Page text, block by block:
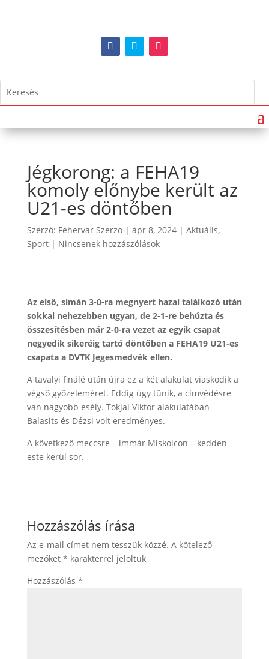
Jégkorong: a FEHA19
komoly előnybe került az
U21-es döntőben
Szerző: Fehervar Szerzo| ápr 8, 2024| Aktuális,
Sport| Nincsenek hozzászólások
Az első, simán 3-0-ra megnyert hazai találkozó után
sokkal nehezebben ugyan, de 2-1-re behúzta és
összesítésben már 2-0-ra vezet az egyik csapat
negyedik sikeréig tartó döntőben a FEHA19 U21-es
csapata a DVTK Jegesmedvék ellen.
A tavalyi finálé után újra ez a két alakulat viaskodik a
végső győzeleméret. Eddig úgy tűnik, a címvédésre
van nagyobb esély. Tokjai Viktor alakulatában
Balasits és Dézsi volt eredményes.
A következő meccsre – immár Miskolcon – kedden
este kerül sor.
Hozzászólás írása
Az e-mail címet nem tesszük közzé. A kötelező
mezőket * karakterrel jelöltük
Hozzászólás *